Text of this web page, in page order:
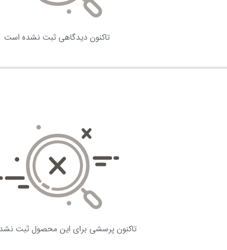
تاکنون دیدگاهی ثبت نشده است
تاکنون پرسشی برای این محصول ثبت